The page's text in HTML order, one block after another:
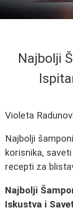
Najbolji
Violeta
Najbolji
korisnika,
recepti za
Najbolji
Iskustva i